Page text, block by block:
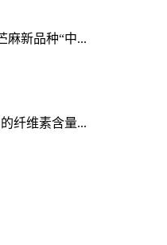
麻新品种“中...
纤维素含量...